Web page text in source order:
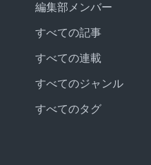
編集部メンバー
すべての記事
すべての連載
すべてのジャンル
すべてのタグ